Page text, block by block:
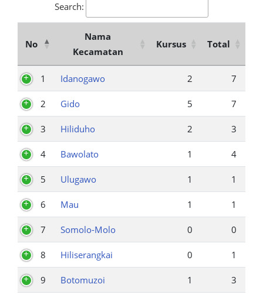
Search:
No
Nama
Kecamatan
Kursus Total
1 Idanogawo 2 7
2 Gido 5 7
3 Hiliduho 2 3
4 Bawolato 1 4
5 Ulugawo 1 1
6 Mau 1 1
7 Somolo-Molo 0 0
8 Hiliserangkai 0 1
9 Botomuzoi 1 3